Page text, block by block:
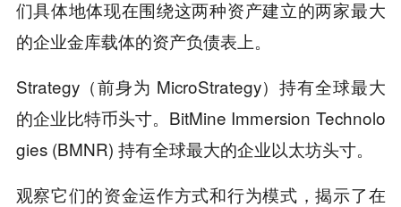
们具体地体现在围绕这两种资产建立的两家最大
的企业金库载体的资产负债表上。
Strategy（前身为 MicroStrategy）持有全球最大
的企业比特币头寸。BitMine Immersion Technolo
gies (BMNR) 持有全球最大的企业以太坊头寸。
观察它们的资金运作方式和行为模式，揭示了在